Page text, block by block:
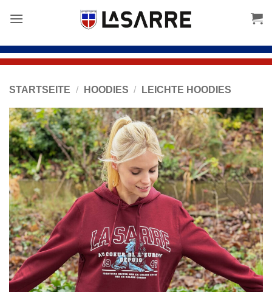
springen
STARTSEITE / HOODIES / LEICHTE HOODIES